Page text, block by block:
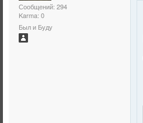
Сообщений: 294
Karma: 0
Был и Буду